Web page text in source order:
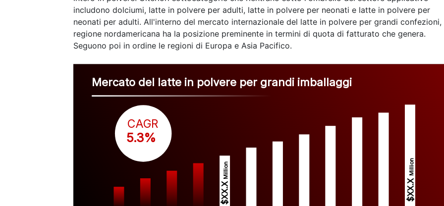
includono dolciumi, latte in polvere per adulti, latte in polvere per neonati e latte in polvere per
neonati per adulti. All'interno del mercato internazionale del latte in polvere per grandi confezioni,
regione nordamericana ha la posizione preminente in termini di quota di fatturato che genera.
Seguono poi in ordine le regioni di Europa e Asia Pacifico.
Mercato del latte in polvere per grandi imballaggi
$XX.X
Million
$XX.X
Million
CAGR
5.3%